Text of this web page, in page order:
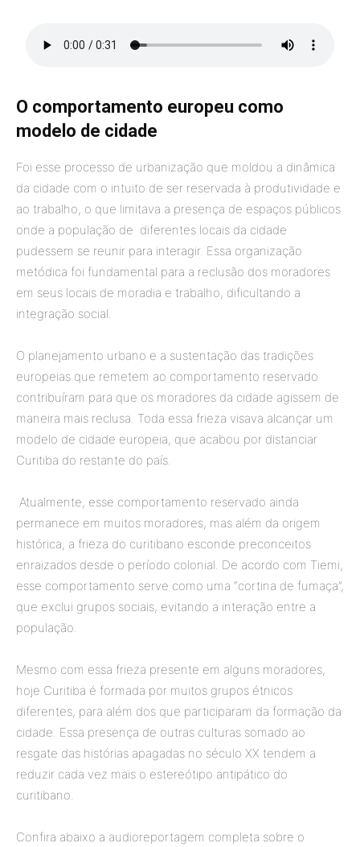
O comportamento europeu como
modelo de cidade
Foi esse processo de urbanização que moldou a dinâmica
da cidade com o intuito de ser reservada à produtividade e
ao trabalho, o que limitava a presença de espaços públicos
onde a população de diferentes locais da cidade
pudessem se reunir para interagir. Essa organização
metódica foi fundamental para a reclusão dos moradores
em seus locais de moradia e trabalho, dificultando a
integração social.
O planejamento urbano e a sustentação das tradições
europeias que remetem ao comportamento reservado
contribuíram para que os moradores da cidade agissem de
maneira mais reclusa. Toda essa frieza visava alcançar um
modelo de cidade europeia, que acabou por distanciar
Curitiba do restante do país.
Atualmente, esse comportamento reservado ainda
permanece em muitos moradores, mas além da origem
histórica, a frieza do curitibano esconde preconceitos
enraizados desde o período colonial. De acordo com Tiemi,
esse comportamento serve como uma “cortina de fumaça”,
que exclui grupos sociais, evitando a interação entre a
população.
Mesmo com essa frieza presente em alguns moradores,
hoje Curitiba é formada por muitos grupos étnicos
diferentes, para além dos que participaram da formação da
cidade. Essa presença de outras culturas somado ao
resgate das histórias apagadas no século XX tendem a
reduzir cada vez mais o estereótipo antipático do
curitibano.
Confira abaixo a audioreportagem completa sobre o